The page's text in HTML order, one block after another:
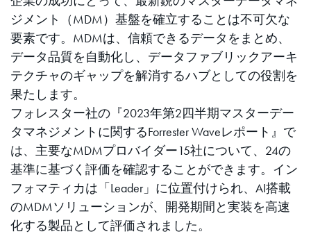
ジメント（MDM）基盤を確立することは不可欠な
要素です。MDMは、信頼できるデータをまとめ、
データ品質を自動化し、データファブリックアーキ
テクチャのギャップを解消するハブとしての役割を
果たします。
フォレスター社の『2023年第2四半期マスターデー
タマネジメントに関するForrester Waveレポート』で
は、主要なMDMプロバイダー15社について、24の
基準に基づく評価を確認することができます。イン
フォマティカは「Leader」に位置付けられ、AI搭載
のMDMソリューションが、開発期間と実装を高速
化する製品として評価されました。